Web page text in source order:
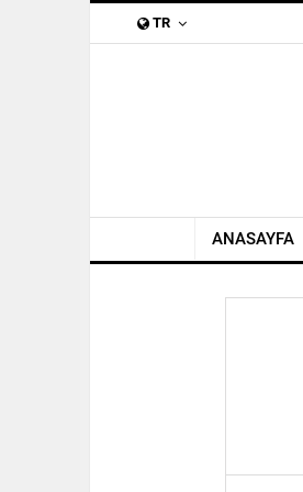
TR
ANASAYFA